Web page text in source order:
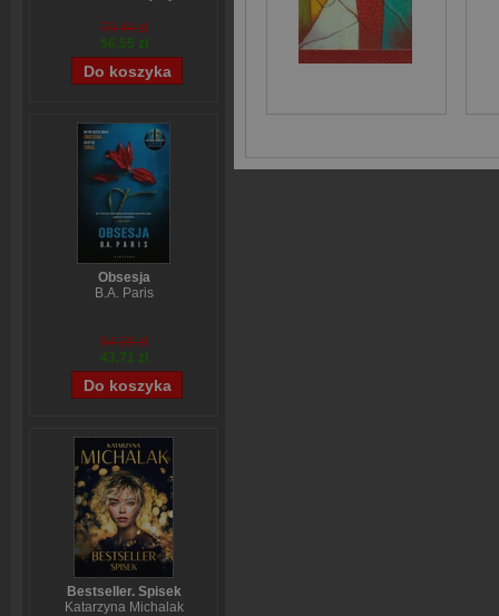
70,44 zł
56,55 zł
Obsesja
B.A. Paris
54,39 zł
43,71 zł
Bestseller. Spisek
Katarzyna Michalak